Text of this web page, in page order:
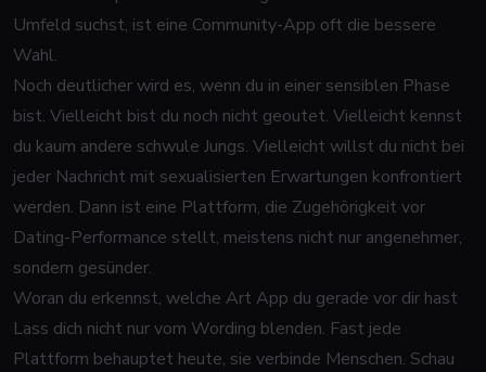
Umfeld suchst, ist eine Community-App oft die bessere
Wahl.
Noch deutlicher wird es, wenn du in einer sensiblen Phase
bist. Vielleicht bist du noch nicht geoutet. Vielleicht kennst
du kaum andere schwule Jungs. Vielleicht willst du nicht bei
jeder Nachricht mit sexualisierten Erwartungen konfrontiert
werden. Dann ist eine Plattform, die Zugehörigkeit vor
Dating-Performance stellt, meistens nicht nur angenehmer,
sondern gesünder.
Woran du erkennst, welche Art App du gerade vor dir hast
Lass dich nicht nur vom Wording blenden. Fast jede
Plattform behauptet heute, sie verbinde Menschen. Schau